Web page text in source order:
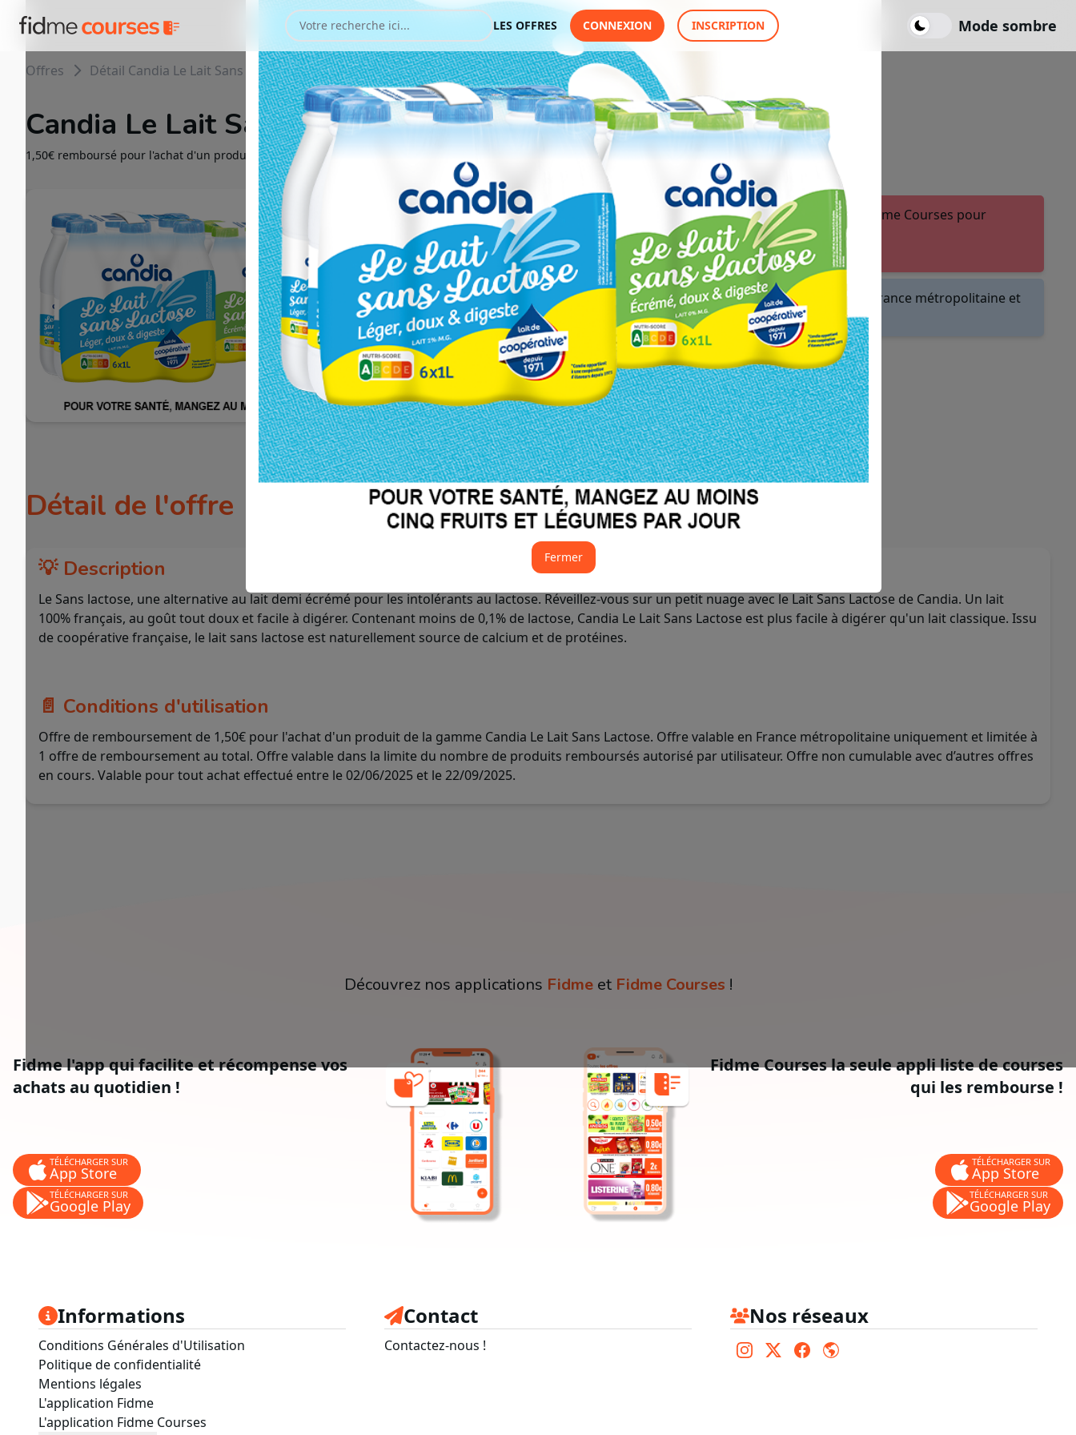
LES OFFRES CONNEXION INSCRIPTION Mode sombre
Offres Détail Candia Le Lait Sans Lactose
Candia Le Lait Sans Lactose
1,50€ remboursé pour l'achat d'un produit de la gamme Candia le Lait sans Lactose
Fermer
JE DEMANDE MON REMBOURSEMENT
Offre valable dans tous les magasins et drives de France métropolitaine et
sur Internet.
Vous devez vous connecter ou créer un compte Fidme Courses pour
bénéficier de cette offre.
J'y vais de ce pas 🙂
Offres restantes :21
J - -320avant la fin de l'offre
Détail de l'offre
💡 Description
Le Sans lactose, une alternative au lait demi écrémé pour les intolérants au lactose. Réveillez-vous sur un petit nuage avec le Lait Sans Lactose de Candia. Un lait
100% français, au goût tout doux et facile à digérer. Contenant moins de 0,1% de lactose, Candia Le Lait Sans Lactose est plus facile à digérer qu'un lait classique. Issu
de coopérative française, le lait sans lactose est naturellement source de calcium et de protéines.
📄 Conditions d'utilisation
Offre de remboursement de 1,50€ pour l'achat d'un produit de la gamme Candia Le Lait Sans Lactose. Offre valable en France métropolitaine uniquement et limitée à
1 offre de remboursement au total. Offre valable dans la limite du nombre de produits remboursés autorisé par utilisateur. Offre non cumulable avec d’autres offres
en cours. Valable pour tout achat effectué entre le 02/06/2025 et le 22/09/2025.
Découvrez nos applications Fidme et Fidme Courses !
Fidme l'app qui facilite et récompense vos
achats au quotidien !
TÉLÉCHARGER SUR
App Store
TÉLÉCHARGER SUR
Google Play
Fidme Courses la seule appli liste de courses
qui les rembourse !
TÉLÉCHARGER SUR
App Store
TÉLÉCHARGER SUR
Google Play
Informations
Conditions Générales d'Utilisation
Politique de confidentialité
Mentions légales
L'application Fidme
L'application Fidme Courses
Contact
Contactez-nous !
Nos réseaux